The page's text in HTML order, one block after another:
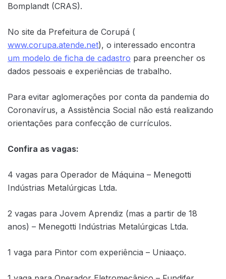
Bomplandt (CRAS).
No site da Prefeitura de Corupá (
www.corupa.atende.net), o interessado encontra
um modelo de ficha de cadastro para preencher os
dados pessoais e experiências de trabalho.
Para evitar aglomerações por conta da pandemia do
Coronavírus, a Assistência Social não está realizando
orientações para confecção de currículos.
Confira as vagas:
4 vagas para Operador de Máquina – Menegotti
Indústrias Metalúrgicas Ltda.
2 vagas para Jovem Aprendiz (mas a partir de 18
anos) – Menegotti Indústrias Metalúrgicas Ltda.
1 vaga para Pintor com experiência – Uniaaço.